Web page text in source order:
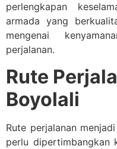
perlengkapan
armada yang
mengenai
perjalanan.
Rute
Boyolali
Rute perjalanan
perlu dipertimbangkan